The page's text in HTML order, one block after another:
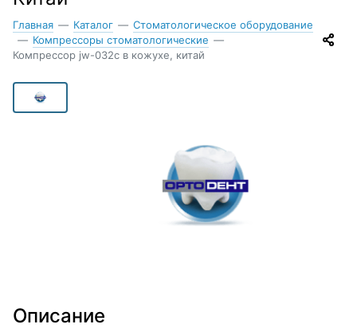
Главная — Каталог — Стоматологическое оборудование
— Компрессоры стоматологические —
Компрессор jw-032с в кожухе, китай
Описание